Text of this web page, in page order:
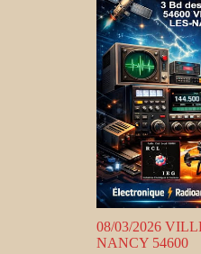
08/03/2026
NANCY 54600